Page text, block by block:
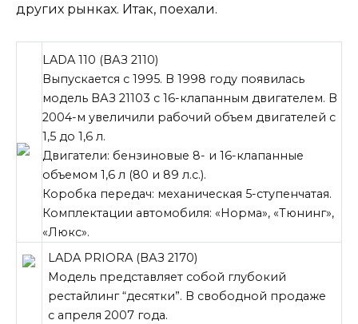
других рынках. Итак, поехали.
LADA 110 (ВАЗ 2110)
Выпускается с 1995. В 1998 году появилась
модель ВАЗ 21103 с 16-клапанным двигателем. В
2004-м увеличили рабочий объем двигателей с
1,5 до 1,6 л.
Двигатели: бензиновые 8- и 16-клапанные
объемом 1,6 л (80 и 89 л.с.).
Коробка передач: механическая 5-ступенчатая.
Комплектации автомобиля: «Норма», «Тюнинг»,
«Люкс».
LADA PRIORA (ВАЗ 2170)
Модель представляет собой глубокий
рестайлинг “десятки”. В свободной продаже
с апреля 2007 года.